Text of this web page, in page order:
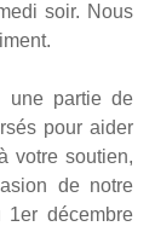
soir. Nous
une partie de
pour aider
votre soutien,
de notre
1er décembre